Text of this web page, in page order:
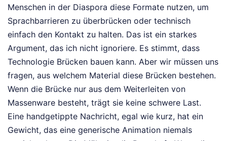
Menschen in der Diaspora diese Formate nutzen, um
Sprachbarrieren zu überbrücken oder technisch
einfach den Kontakt zu halten. Das ist ein starkes
Argument, das ich nicht ignoriere. Es stimmt, dass
Technologie Brücken bauen kann. Aber wir müssen uns
fragen, aus welchem Material diese Brücken bestehen.
Wenn die Brücke nur aus dem Weiterleiten von
Massenware besteht, trägt sie keine schwere Last.
Eine handgetippte Nachricht, egal wie kurz, hat ein
Gewicht, das eine generische Animation niemals